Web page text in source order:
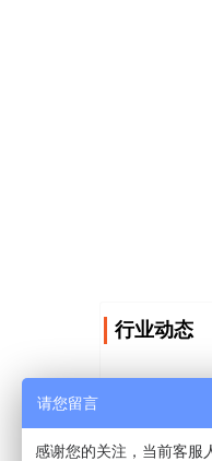
行业动态
请您留言
感谢您的关注，当前客服